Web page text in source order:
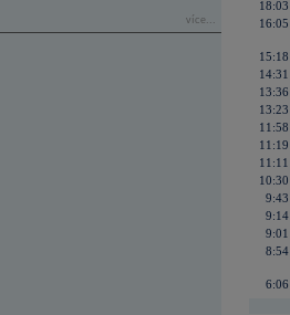
více...
18:03
16:05
15:18
14:31
13:36
13:23
11:58
11:19
11:11
10:30
9:43
9:14
9:01
8:54
6:06